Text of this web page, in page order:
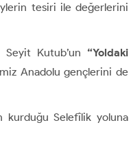
tesiri ile değerlerini
Seyit Kutub’un “Yoldaki
Anadolu gençlerini de
kurduğu Selefîlik yoluna